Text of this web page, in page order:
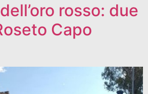
rosso: due
Capo